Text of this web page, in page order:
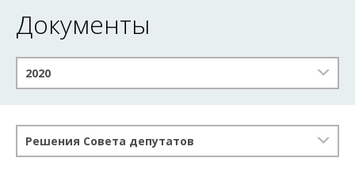
Документы
2020
Решения Совета депутатов